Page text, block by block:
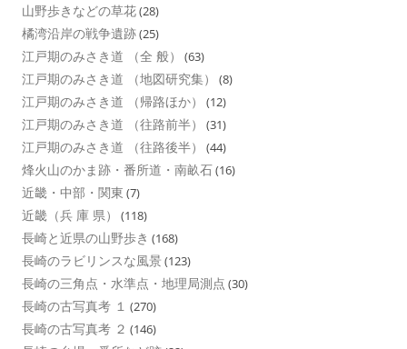
山野歩きなどの草花(28)
橘湾沿岸の戦争遺跡(25)
江戸期のみさき道 （全 般） (63)
江戸期のみさき道 （地図研究集） (8)
江戸期のみさき道 （帰路ほか） (12)
江戸期のみさき道 （往路前半） (31)
江戸期のみさき道 （往路後半） (44)
烽火山のかま跡・番所道・南畝石(16)
近畿・中部・関東 (7)
近畿（兵 庫 県） (118)
長崎と近県の山野歩き (168)
長崎のラビリンスな風景 (123)
長崎の三角点・水準点・地理局測点 (30)
長崎の古写真考 １ (270)
長崎の古写真考 ２ (146)